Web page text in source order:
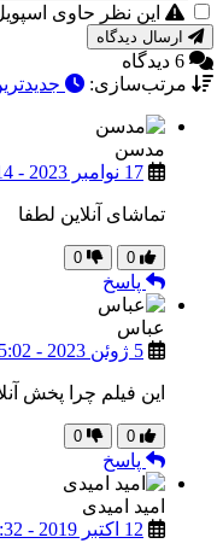
این نظر حاوی
6 دیدگاه
مرتب‌سازی:
مدسن
17 نوامبر 2023 - 01:14
تماشای آنلاین لطفا
0
0
پاسخ
عباس
5 ژوئن 2023 - 15:02
این فیلم چرا پخش
0
0
پاسخ
امید امیدی
12 اکتبر 2019 - 14:32